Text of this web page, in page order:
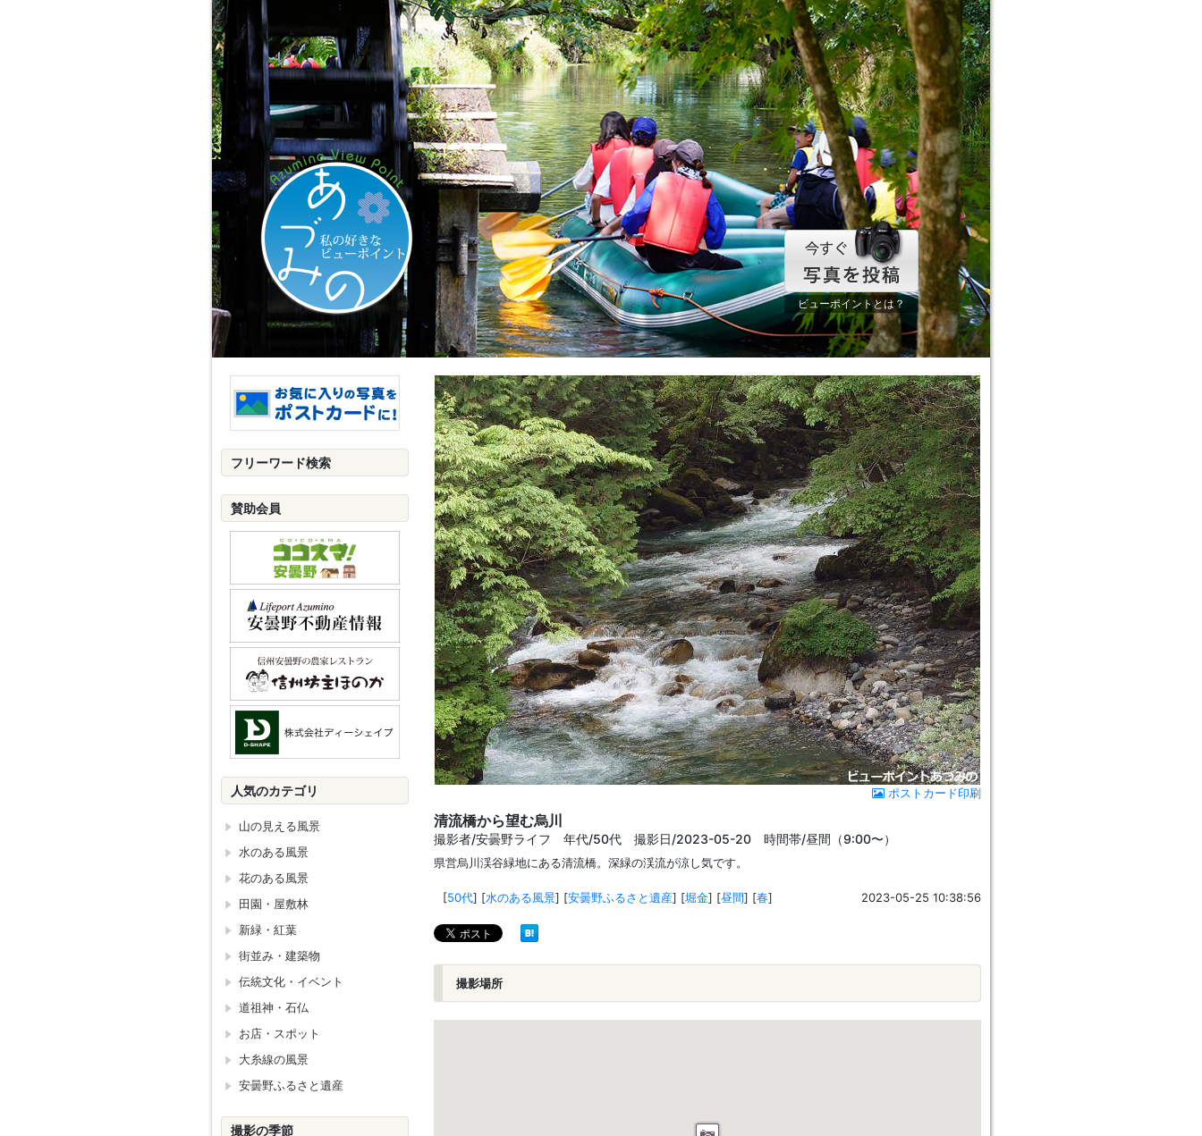
ビューポイントとは？
ポストカード印刷
清流橋から望む烏川
撮影者/安曇野ライフ 年代/50代 撮影日/2023-05-20 時間帯/昼間（9:00〜）
県営烏川渓谷緑地にある清流橋。深緑の渓流が涼し気です。
[50代] [水のある風景] [安曇野ふるさと遺産] [堀金] [昼間] [春] 2023-05-25 10:38:56
撮影場所
フリーワード検索
賛助会員
人気のカテゴリ
山の見える風景
水のある風景
花のある風景
田園・屋敷林
新緑・紅葉
街並み・建築物
伝統文化・イベント
道祖神・石仏
お店・スポット
大糸線の風景
安曇野ふるさと遺産
撮影の季節